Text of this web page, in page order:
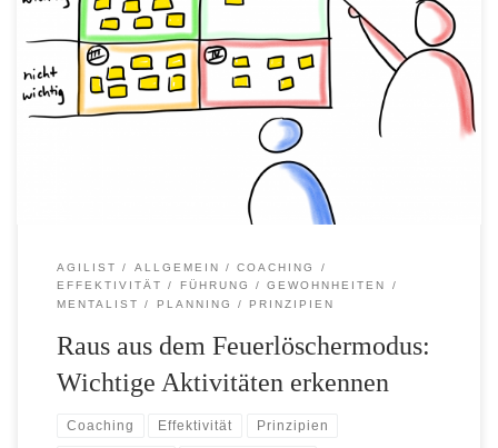
Der Mentalist sah von seinem Schreibtisch auf. Soeben
war die Tür aufgeflogen und sein guter Freund, der Agilist,
war in sein Büro gestürmt. Er hatte sich wortlos in den
Sessel gegenüber fallen lassen und den Kopf in die Hände
gelegt. Geduldig wartete der Mentalist ab, bis sein Freund
AGILIST ALLGEMEIN
COACHING
EFFEKTIVITÄT
FÜHRUNG
GEWOHNHEITEN
MENTALIST
PLANNING PRINZIPIEN
Raus aus dem Feuerlöschermodus:
Wichtige Aktivitäten erkennen
Coaching Effektivität Prinzipien